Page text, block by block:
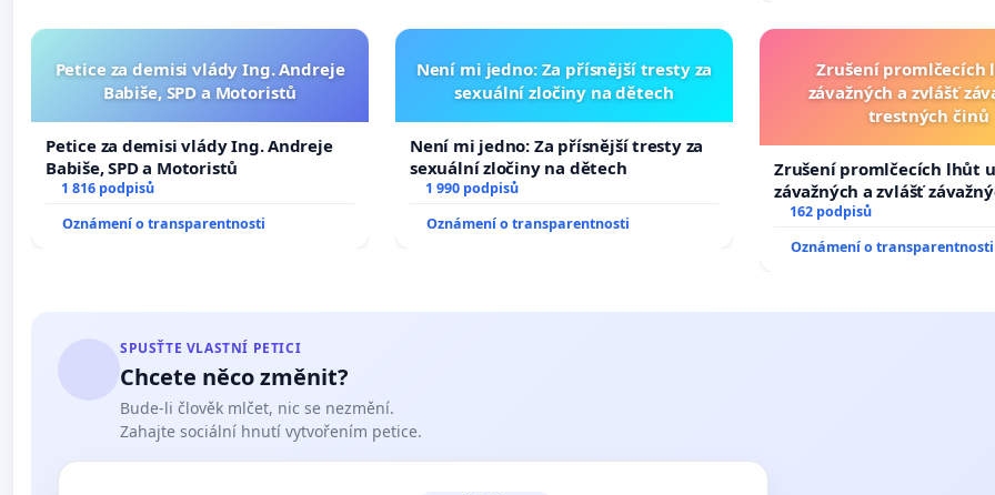
Petice za demisi vlády Ing. Andreje
Babiše, SPD a Motoristů
Petice za demisi vlády Ing. Andreje
Babiše, SPD a Motoristů
1 816 podpisů
Oznámení o transparentnosti
Není mi jedno: Za přísnější tresty za
sexuální zločiny na dětech
Není mi jedno: Za přísnější tresty za
sexuální zločiny na dětech
1 990 podpisů
Oznámení o transparentnosti
Zrušení promlčecích
závažných a zvlášť
trestných činů
Zrušení promlčecích lhůt u
závažných a zvlášť
trestných činů
162 podpisů
Oznámení o transparentnosti
SPUSŤTE VLASTNÍ PETICI
Chcete něco změnit?
Bude-li člověk mlčet, nic se nezmění.
Zahajte sociální hnutí vytvořením petice.